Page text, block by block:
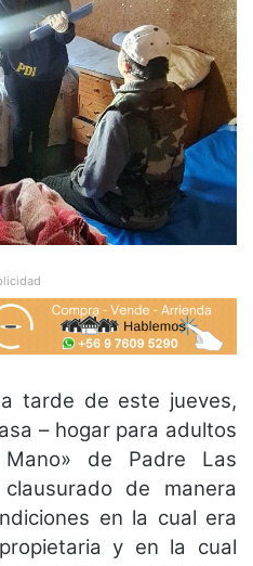
tarde de este jueves,
– hogar para adultos
de Padre Las
de manera
en la cual era
y en la cual